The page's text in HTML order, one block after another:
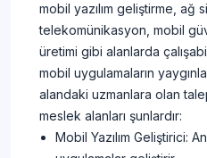
mobil yazılım geliştirme, ağ
telekomünikasyon, mobil
üretimi gibi alanlarda
mobil uygulamaların
alandaki uzmanlara olan
meslek alanları şunlardır:
Mobil Yazılım Geliştirici: